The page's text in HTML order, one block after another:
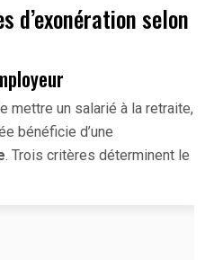
d’exonération selon
mettre un salarié à la retraite,
bénéficie d’une
. Trois critères déterminent le